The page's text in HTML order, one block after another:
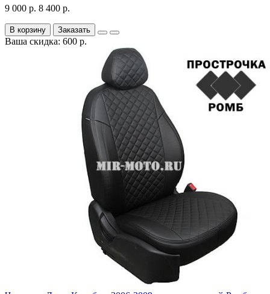
9 000 р. 8 400 р.
В корзину Заказать
Ваша скидка: 600 р.